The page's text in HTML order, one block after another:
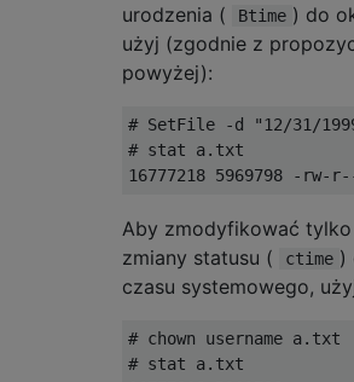
urodzenia (
Btime ) do
użyj (zgodnie z
powyżej):
# SetFile -d "12/31/
# stat a.txt
Aby zmodyfikować
zmiany statusu (
ctime )
czasu systemowego,
# chown username a.txt
# stat a.txt